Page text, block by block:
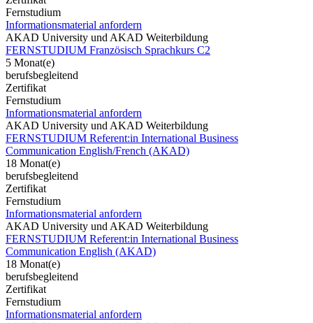
Fernstudium
Informationsmaterial anfordern
AKAD University und AKAD Weiterbildung
FERNSTUDIUM Französisch Sprachkurs C2
5 Monat(e)
berufsbegleitend
Zertifikat
Fernstudium
Informationsmaterial anfordern
AKAD University und AKAD Weiterbildung
FERNSTUDIUM Referent:in International Business
Communication English/French (AKAD)
18 Monat(e)
berufsbegleitend
Zertifikat
Fernstudium
Informationsmaterial anfordern
AKAD University und AKAD Weiterbildung
FERNSTUDIUM Referent:in International Business
Communication English (AKAD)
18 Monat(e)
berufsbegleitend
Zertifikat
Fernstudium
Informationsmaterial anfordern